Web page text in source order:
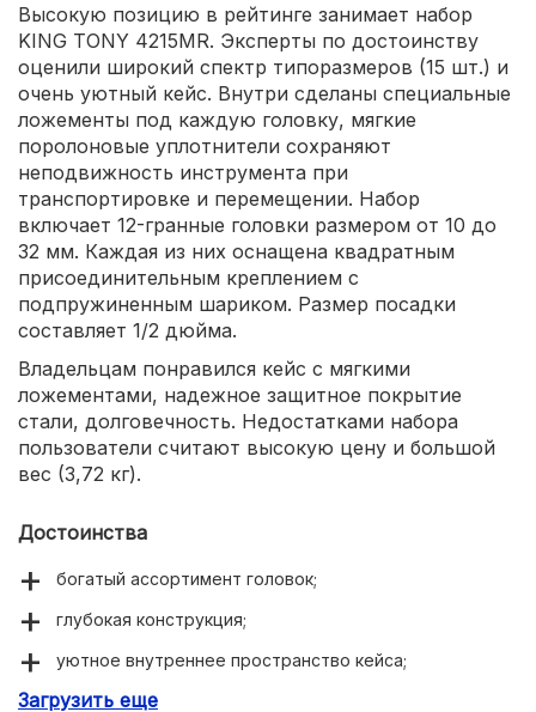
Высокую позицию в рейтинге занимает набор
KING TONY 4215MR. Эксперты по достоинству
оценили широкий спектр типоразмеров (15 шт.) и
очень уютный кейс. Внутри сделаны специальные
ложементы под каждую головку, мягкие
поролоновые уплотнители сохраняют
неподвижность инструмента при
транспортировке и перемещении. Набор
включает 12-гранные головки размером от 10 до
32 мм. Каждая из них оснащена квадратным
присоединительным креплением с
подпружиненным шариком. Размер посадки
составляет 1/2 дюйма.
Владельцам понравился кейс с мягкими
ложементами, надежное защитное покрытие
стали, долговечность. Недостатками набора
пользователи считают высокую цену и большой
вес (3,72 кг).
Достоинства
богатый ассортимент головок;
глубокая конструкция;
уютное внутреннее пространство кейса;
надежная фиксация на трещотке.
Загрузить еще